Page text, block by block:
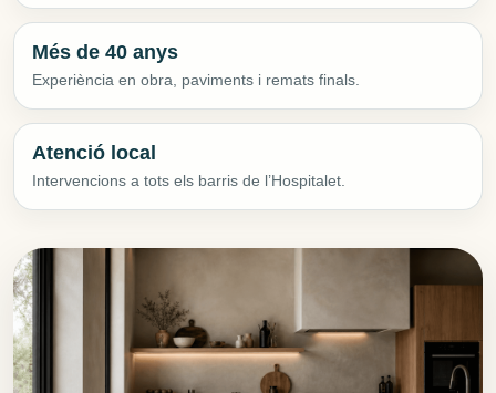
Més de 40 anys
Experiència en obra, paviments i remats finals.
Atenció local
Intervencions a tots els barris de l’Hospitalet.